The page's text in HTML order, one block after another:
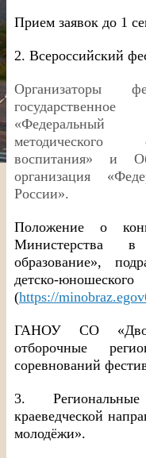
Прием заявок до 1
2. Всероссийский
Организаторы
«Федеральный
методического
воспитания» и
организация
России».
Положение о
Министерства в
образование»,
детско-
(https://
ГАНОУ СО
отборочные
соревнований
3.
краеведческой
молодёжи».